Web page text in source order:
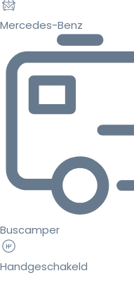
Mercedes-Benz
Buscamper
Handgeschakeld